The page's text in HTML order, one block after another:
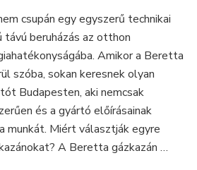
szerelés
Budapest
területén
gyors
és
szakszerű
megoldások
csupán egy egyszerű technikai
távú beruházás az otthon
Amikor a Beretta
szóba, sokan keresnek olyan
Budapesten, aki nemcsak
és a gyártó előírásainak
munkát. Miért választják egyre
A Beretta gázkazán …